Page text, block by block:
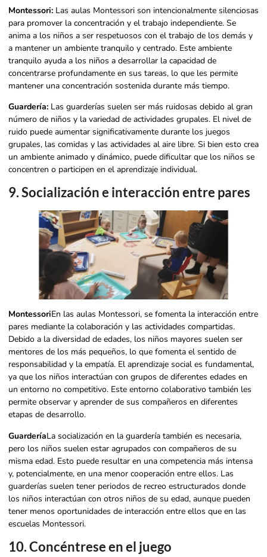
Montessori: Las aulas Montessori son intencionalmente silenciosas
para promover la concentración y el trabajo independiente. Se
anima a los niños a ser respetuosos con el trabajo de los demás y
a mantener un ambiente tranquilo y centrado. Este ambiente
tranquilo ayuda a los niños a desarrollar la capacidad de
concentrarse profundamente en sus tareas, lo que les permite
mantener una concentración sostenida durante más tiempo.
Guardería: Las guarderías suelen ser más ruidosas debido al gran
número de niños y la variedad de actividades grupales. El nivel de
ruido puede aumentar significativamente durante los juegos
grupales, las comidas y las actividades al aire libre. Si bien esto crea
un ambiente animado y dinámico, puede dificultar que los niños se
concentren o participen en el aprendizaje individual.
9. Socialización e interacción entre pares
MontessoriEn las aulas Montessori, se fomenta la interacción entre
pares mediante la colaboración y las actividades compartidas.
Debido a la diversidad de edades, los niños mayores suelen ser
mentores de los más pequeños, lo que fomenta el sentido de
responsabilidad y la empatía. El aprendizaje social es fundamental,
ya que los niños interactúan con grupos de diferentes edades en
un entorno no competitivo. Este entorno colaborativo también les
permite observar y aprender de sus compañeros en diferentes
etapas de desarrollo.
GuarderíaLa socialización en la guardería también es necesaria,
pero los niños suelen estar agrupados con compañeros de su
misma edad. Esto puede resultar en una competencia más intensa
y, potencialmente, en una menor cooperación entre ellos. Las
guarderías suelen tener periodos de recreo estructurados donde
los niños interactúan con otros niños de su edad, aunque pueden
tener menos oportunidades de interacción entre ellos que en las
escuelas Montessori.
10. Concéntrese en el juego